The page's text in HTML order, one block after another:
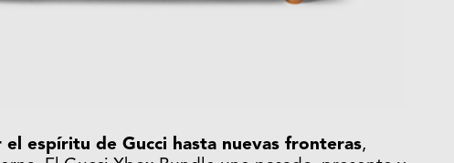
el espíritu de Gucci hasta nuevas fronteras,